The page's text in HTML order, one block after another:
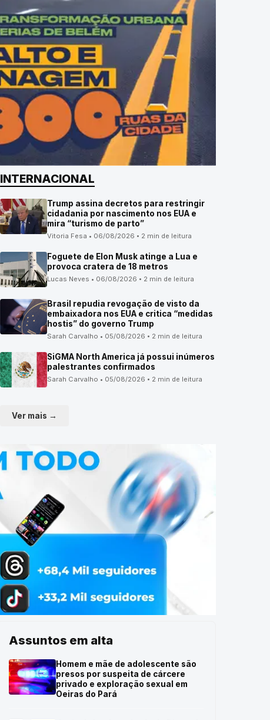
INTERNACIONAL
Trump assina decretos para restringir
cidadania por nascimento nos EUA e
mira “turismo de parto”
Vitoria Fesa • 06/08/2026 • 2 min de leitura
Foguete de Elon Musk atinge a Lua e
provoca cratera de 18 metros
Lucas Neves • 06/08/2026 • 2 min de leitura
Brasil repudia revogação de visto da
embaixadora nos EUA e critica “medidas
hostis” do governo Trump
Sarah Carvalho • 05/08/2026 • 2 min de leitura
SiGMA North America já possui inúmeros
palestrantes confirmados
Sarah Carvalho • 05/08/2026 • 2 min de leitura
Ver mais →
Assuntos em alta
Homem e mãe de adolescente são
presos por suspeita de cárcere
privado e exploração sexual em
Oeiras do Pará